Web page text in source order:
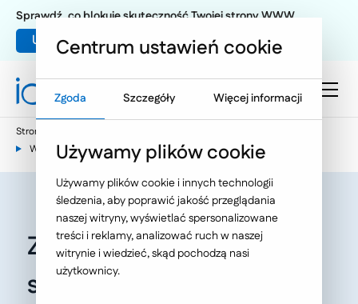
Umów warsztat UX
Sprawdź, co blokuje skuteczność Twojej strony WWW
Strona główna
Wiedza e-commerce - nasze publikacje
Zmiany w Allegro –
sprzedaż żywności i duży
Centrum ustawień cookie
Zgoda Szczegóły Więcej informacji
Używamy plików cookie
Używamy plików cookie i innych technologii
śledzenia, aby poprawić jakość przeglądania
naszej witryny, wyświetlać spersonalizowane
treści i reklamy, analizować ruch w naszej
witrynie i wiedzieć, skąd pochodzą nasi
użytkownicy.